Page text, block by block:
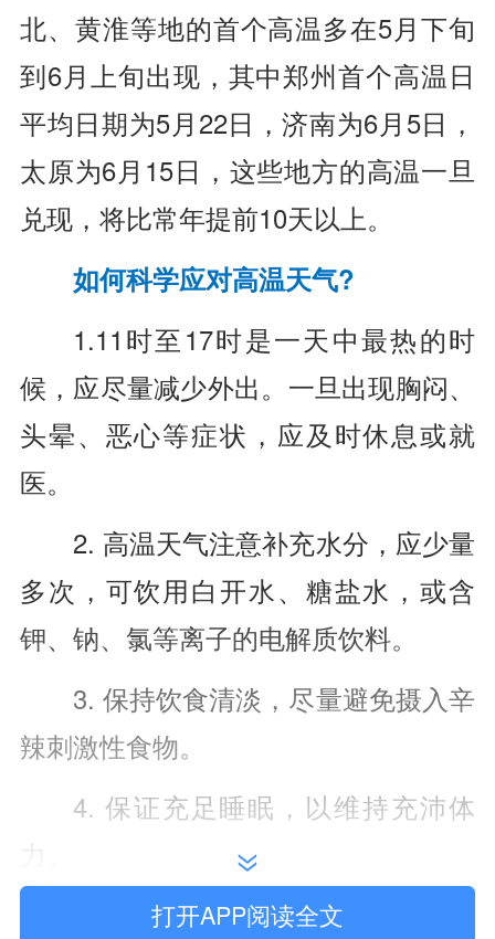
北、黄淮等地的首个高温多在5月下旬
到6月上旬出现，其中郑州首个高温日
平均日期为5月22日，济南为6月5日，
太原为6月15日，这些地方的高温一旦
兑现，将比常年提前10天以上。
如何科学应对高温天气?
1.11时至17时是一天中最热的时
候，应尽量减少外出。一旦出现胸闷、
头晕、恶心等症状，应及时休息或就
医。
2. 高温天气注意补充水分，应少量
多次，可饮用白开水、糖盐水，或含
钾、钠、氯等离子的电解质饮料。
3. 保持饮食清淡，尽量避免摄入辛
辣刺激性食物。
4. 保证充足睡眠，以维持充沛体
力。
5. 高温天气还需特别注意：车内易
打开APP阅读全文